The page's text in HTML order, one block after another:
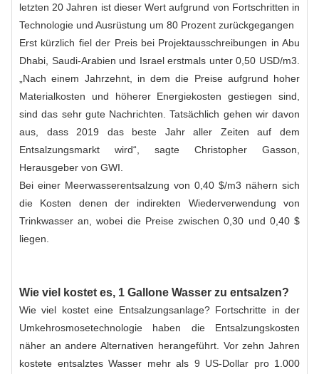
letzten 20 Jahren ist dieser Wert aufgrund von Fortschritten in
Technologie und Ausrüstung um 80 Prozent zurückgegangen
Erst kürzlich fiel der Preis bei Projektausschreibungen in Abu
Dhabi, Saudi-Arabien und Israel erstmals unter 0,50 USD/m3.
„Nach einem Jahrzehnt, in dem die Preise aufgrund hoher
Materialkosten und höherer Energiekosten gestiegen sind,
sind das sehr gute Nachrichten. Tatsächlich gehen wir davon
aus, dass 2019 das beste Jahr aller Zeiten auf dem
Entsalzungsmarkt wird“, sagte Christopher Gasson,
Herausgeber von GWI.
Bei einer Meerwasserentsalzung von 0,40 $/m3 nähern sich
die Kosten denen der indirekten Wiederverwendung von
Trinkwasser an, wobei die Preise zwischen 0,30 und 0,40 $
liegen.
Wie viel kostet es, 1 Gallone Wasser zu entsalzen?
Wie viel kostet eine Entsalzungsanlage? Fortschritte in der
Umkehrosmosetechnologie haben die Entsalzungskosten
näher an andere Alternativen herangeführt. Vor zehn Jahren
kostete entsalztes Wasser mehr als 9 US-Dollar pro 1.000